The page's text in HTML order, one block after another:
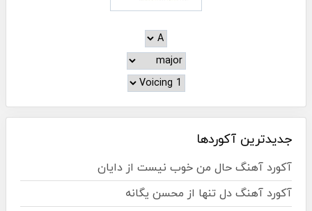
جدیدترین آکوردها
آکورد آهنگ حال من خوب نیست از دایان
آکورد آهنگ دل تنها از محسن یگانه